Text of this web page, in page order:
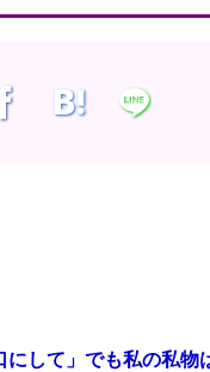
して」でも私の私物